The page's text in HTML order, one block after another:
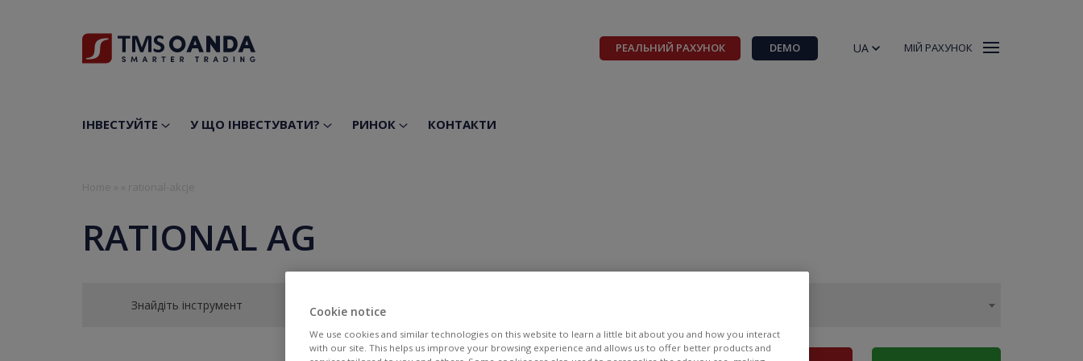
РЕАЛЬНИЙ РАХУНОК DEMO UA МІЙ РАХУНОК
ІНВЕСТУЙТЕ У ЩО ІНВЕСТУВАТИ? РИНОК КОНТАКТИ
RATIONAL AG
Знайдіть інструмент
BID ASK
Cookie notice
We use cookies and similar technologies on this website to learn a little bit about you and how you interact
with our site. This helps us improve your browsing experience and allows us to offer better products and